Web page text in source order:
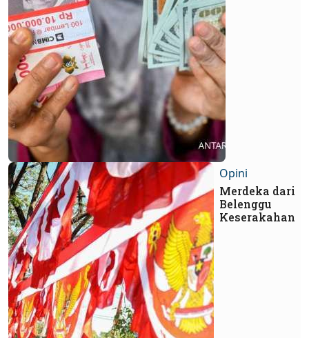
Opini
Merdeka dari
Belenggu
Keserakahan